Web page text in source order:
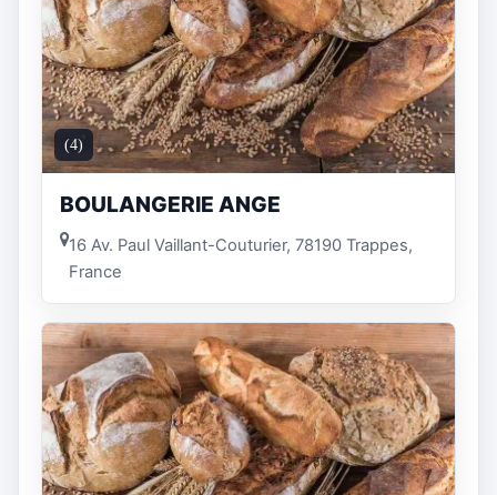
(4)
BOULANGERIE ANGE
16 Av. Paul Vaillant-Couturier, 78190 Trappes,
France